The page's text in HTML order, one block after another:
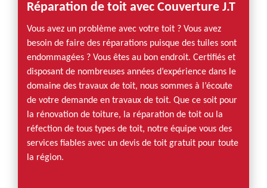
Réparation de toit avec Couverture J.T
Vous avez un problème avec votre toit ? Vous avez
besoin de faire des réparations puisque des tuiles sont
endommagées ? Vous êtes au bon endroit. Certifiés et
disposant de nombreuses années d’expérience dans le
domaine des travaux de toit, nous sommes à l’écoute
de votre demande en travaux de toit. Que ce soit pour
la rénovation de toiture, la réparation de toit ou la
réfection de tous types de toit, notre équipe vous des
services fiables avec un devis de toit gratuit pour toute
la région.